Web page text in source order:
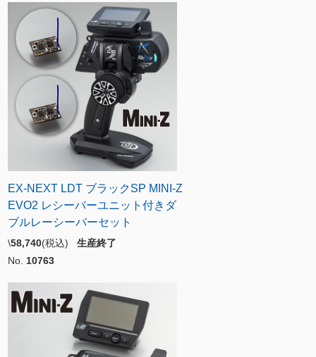
EX-NEXT LDT ブラックSP MINI-Z
EVO2 レシーバーユニット付きダ
ブルレーシーバーセット
\58,740(税込) 生産終了
No. 10763